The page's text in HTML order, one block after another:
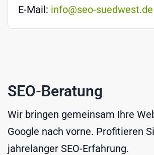
E-Mail: info@seo-suedwest.de
SEO-Beratung
Wir bringen gemeinsam Ihre
Google nach vorne. Profitieren
jahrelanger SEO-Erfahrung.